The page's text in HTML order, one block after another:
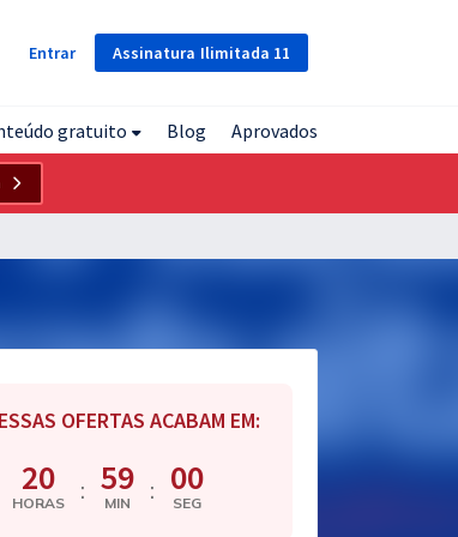
Assinatura Ilimitada 11
Entrar
gratuito Blog Aprovados
ESSAS OFERTAS ACABAM EM:
20
HORAS : 58
MIN : 59
SEG